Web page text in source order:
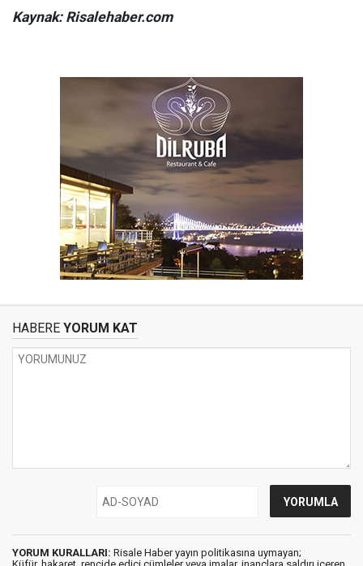
Kaynak: Risalehaber.com
HABERE YORUM KAT
YORUM KURALLARI: Risale Haber yayın politikasına uymayan;